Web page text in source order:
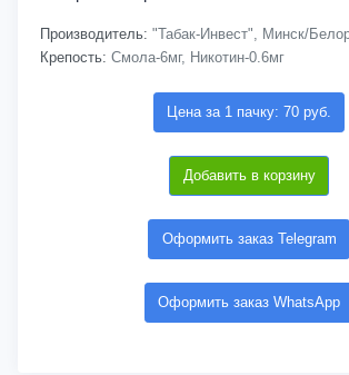
Производитель: "Табак-Инвест", Минск/
Крепость: Смола-6мг, Никотин-0.6мг
Цена за 1 пачку: 70 руб.
Добавить в корзину
Оформить заказ Telegram
Оформить заказ WhatsApp